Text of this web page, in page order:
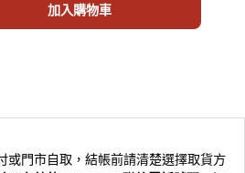
加入購物車
或門市自取，結帳前請清楚選擇取貨方